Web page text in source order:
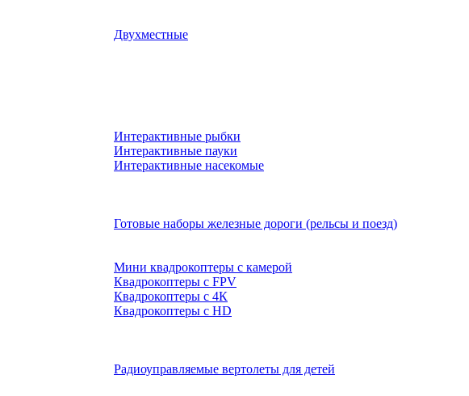
Двухместные
Интерактивные рыбки
Интерактивные пауки
Интерактивные насекомые
Готовые наборы железные дороги (рельсы и поезд)
Мини квадрокоптеры с камерой
Квадрокоптеры с FPV
Квадрокоптеры с 4К
Квадрокоптеры с HD
Радиоуправляемые вертолеты для детей